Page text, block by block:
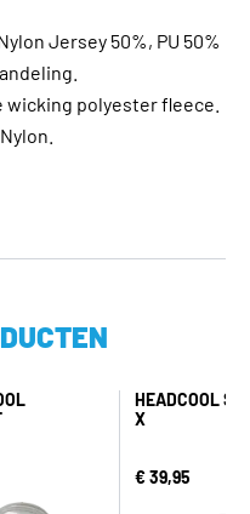
Jersey 50%, PU 50%
wicking polyester fleece.
HEADCOOL
X
€ 39,95